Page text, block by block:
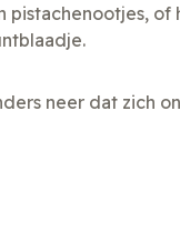
of
neer dat zich